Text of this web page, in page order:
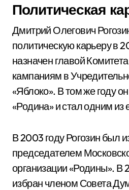
Политическая
Дмитрий Олегович
политическую карьеру в
назначен главой
кампаниям в
«Яблоко». В том же году
«Родина» и стал одним из
В 2003 году Рогозин был
председателем
организации «Родины». В
избран членом Совета